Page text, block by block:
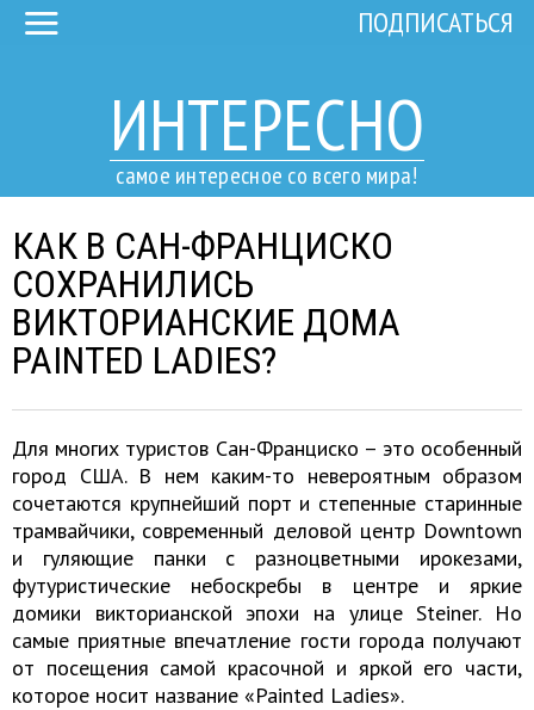
ИНТЕРЕСНО
самое интересное со всего мира!
ПОДПИСАТЬСЯ
КАК В САН-ФРАНЦИСКО
СОХРАНИЛИСЬ
ВИКТОРИАНСКИЕ ДОМА
PAINTED LADIES?
Для многих туристов Сан-Франциско – это особенный
город США. В нем каким-то невероятным образом
сочетаются крупнейший порт и степенные старинные
трамвайчики, современный деловой центр Downtown
и гуляющие панки с разноцветными ирокезами,
футуристические небоскребы в центре и яркие
домики викторианской эпохи на улице Steiner. Но
самые приятные впечатление гости города получают
от посещения самой красочной и яркой его части,
которое носит название «Painted Ladies».